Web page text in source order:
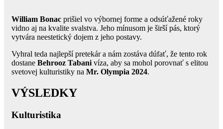
William Bonac prišiel vo výbornej forme a odsúťažené roky
vidno aj na kvalite svalstva. Jeho mínusom je širší pás, ktorý
vytvára neestetický dojem z jeho postavy.
Vyhral teda najlepší pretekár a nám zostáva dúfať, že tento rok
dostane Behrooz Tabani víza, aby sa mohol porovnať s elitou
svetovej kulturistiky na Mr. Olympia 2024.
VÝSLEDKY
Kulturistika